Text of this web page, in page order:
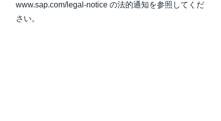
www.sap.com/legal-notice の法的通知を参照してくだ
さい。